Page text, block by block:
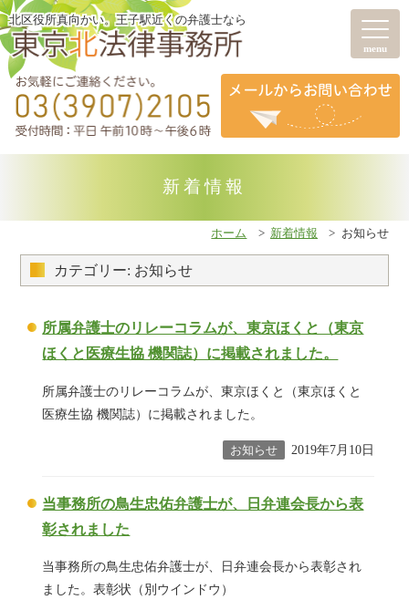
北区役所真向かい。王子駅近くの弁護士なら
menu
新着情報
ホーム 新着情報 お知らせ
カテゴリー: お知らせ
所属弁護士のリレーコラムが、東京ほくと（東京
ほくと医療生協 機関誌）に掲載されました。
所属弁護士のリレーコラムが、東京ほくと（東京ほくと
医療生協 機関誌）に掲載されました。
お知らせ 2019年7月10日
当事務所の鳥生忠佑弁護士が、日弁連会長から表
彰されました
当事務所の鳥生忠佑弁護士が、日弁連会長から表彰され
ました。表彰状（別ウインドウ）